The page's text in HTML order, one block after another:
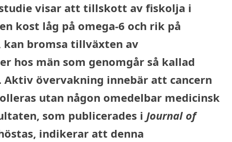
visar att tillskott av fiskolja i
kost låg på omega-6 och rik på
kan bromsa tillväxten av
hos män som genomgår så kallad
övervakning innebär att cancern
utan någon omedelbar medicinsk
som publicerades i Journal of
indikerar att denna